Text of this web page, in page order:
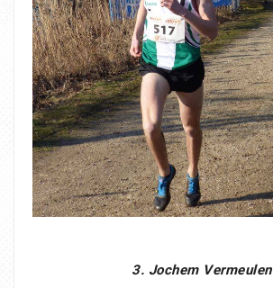
3. Jochem Vermeulen